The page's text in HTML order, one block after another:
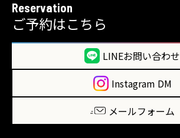
Reservation
ご予約はこちら
LINEお問い合わせ
Instagram DM
メールフォーム